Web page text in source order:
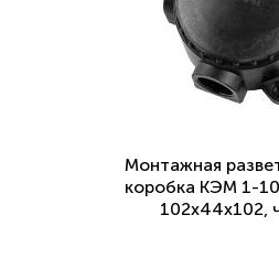
Монтажная
коробка КЭМ 1-
102х44х102,